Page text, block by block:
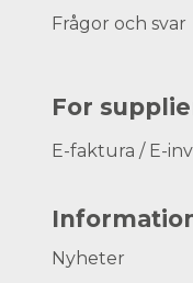
Frågor och svar
For
E-faktura / E-
Nyheter